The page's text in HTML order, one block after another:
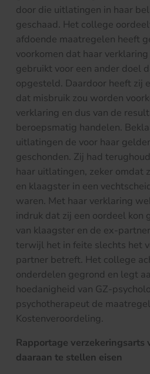
door die uitlatingen in haar
geschaad. Het college
afdoende maatregelen heeft
voorkomen dat haar
gebruikt voor een ander doel
opgesteld. Daardoor heeft zij
dat misbruik zou worden
verklaring en dus van de
beroepsmatig handelen.
uitlatingen de voor haar
geschonden. Zij had
haar uitlatingen, zeker omdat
en klaagster in een
waren. Met haar verklaring
indruk dat zij een oordeel kon
van klaagster en de ex-
terwijl het in feite slechts het
partner betreft. Het college
onderdelen gegrond en legt
hoedanigheid van GZ-
psychotherapeut de
Kostenveroordeling.
Rapportage verzekeringsarts
daaraan te stellen eisen